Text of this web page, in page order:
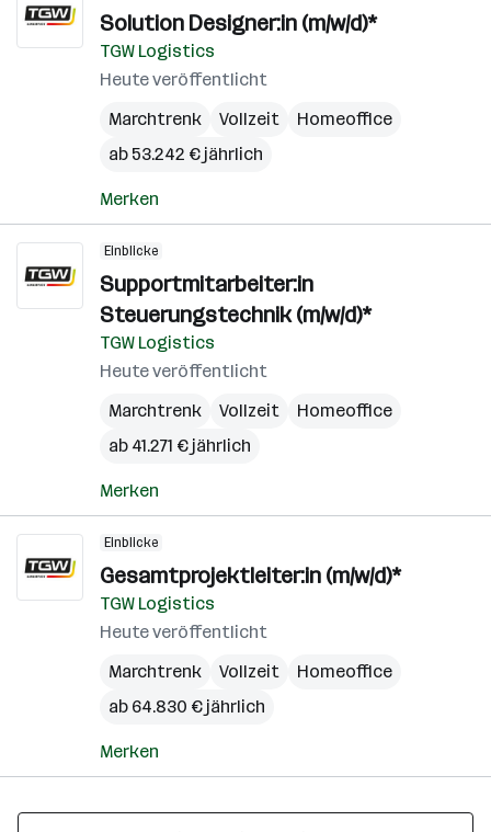
Solution Designer:in (m/w/d)*
TGW Logistics
Heute veröffentlicht
Marchtrenk
Vollzeit
Homeoffice
ab 53.242 € jährlich
Merken
Einblicke
Supportmitarbeiter:in
Steuerungstechnik (m/w/d)*
TGW Logistics
Heute veröffentlicht
Marchtrenk
Vollzeit
Homeoffice
ab 41.271 € jährlich
Merken
Einblicke
Gesamtprojektleiter:in (m/w/d)*
TGW Logistics
Heute veröffentlicht
Marchtrenk
Vollzeit
Homeoffice
ab 64.830 € jährlich
Merken